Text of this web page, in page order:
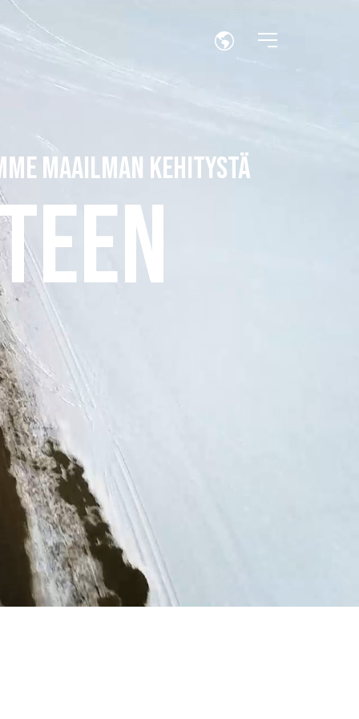
MAAILMAN KEHITYSTÄ